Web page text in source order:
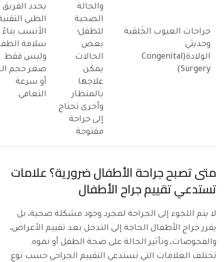
جراحات العيوب الخَلقية
وحديثي
الولادة(Congenital
Surgery)
والحالة
الصحية
للطفل؛
بعض
الحالات
يمكن
علاجها
بالمنظار
وأخرى تحتاج
إلى جراحة
مفتوحة
يحدد الفريق
الطبي
الأنسب
سلامة
وليس فقط
صغر حجم
أو سرعة
التعافي.
متى تصبح جراحة الأطفال ضرورية؟ علامات
تستدعي تقييم جراح الأطفال
لا يتم اللجوء إلى الجراحة لمجرد وجود مشكلة صحية، بل
يقرر جراح الأطفال الحاجة إلى التدخل بعد تقييم الأعراض،
والفحوصات، وتأثير الحالة على صحة الطفل أو نموه.
تختلف العلامات التي تستدعي التقييم الجراحي حسب نوع